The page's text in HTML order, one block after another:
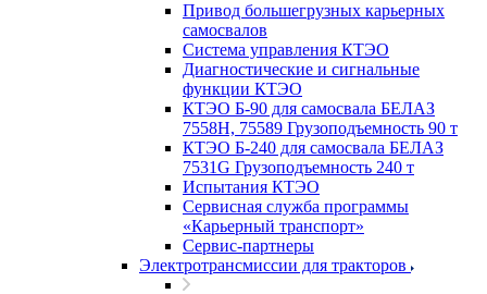
Привод большегрузных карьерных
самосвалов
Система управления КТЭО
Диагностические и сигнальные
функции КТЭО
КТЭО Б-90 для самосвала БЕЛАЗ
7558H, 75589 Грузоподъемность 90 т
КТЭО Б-240 для самосвала БЕЛАЗ
7531G Грузоподъемность 240 т
Испытания КТЭО
Сервисная служба программы
«Карьерный транспорт»
Сервис-партнеры
Электротрансмиссии для тракторов